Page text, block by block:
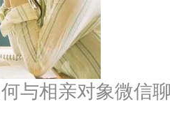
与相亲对象微信